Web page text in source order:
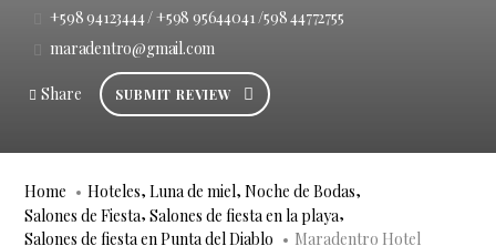
+598 94123444 / +598 95644041 /598 44772755
maradentro@gmail.com
Share SUBMIT REVIEW
Home Hoteles,Luna de miel,Noche de Bodas,
Salones de Fiesta,Salones de fiesta en la playa,
Salones de fiesta en Punta del Diablo
Maradentro Hotel